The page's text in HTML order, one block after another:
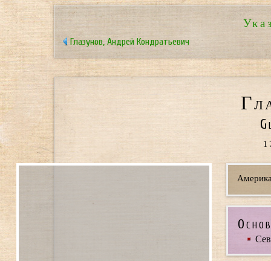
Глазунов, Андрей Кондратьевич